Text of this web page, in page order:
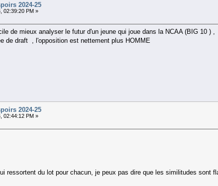
2024-25
02:39:20 PM »
de mieux analyser le futur d'un jeune qui joue dans la NCAA (BIG 10 ) ,
de draft , l'opposition est nettement plus HOMME
2024-25
02:44:12 PM »
ressortent du lot pour chacun, je peux pas dire que les similitudes sont